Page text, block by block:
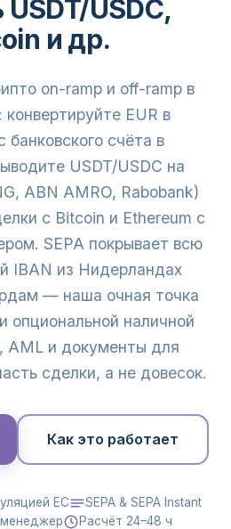
USDC,
и др.
on-ramp и off-ramp в
EUR в
банковского счёта в
USDT/USDC на
ABN AMRO, Rabobank)
с Bitcoin и Ethereum с
SEPA покрывает всю
IBAN из Нидерландах
— наша очная точка
опциональной наличной
AML и документы для
сделки, а не довесок.
Как это работает
ЕС
SEPA & SEPA Instant
Расчёт 24–48 ч